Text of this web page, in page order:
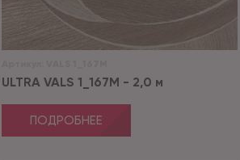
ULTRA VALS 1_167M - 2,0 м
ПОДРОБНЕЕ